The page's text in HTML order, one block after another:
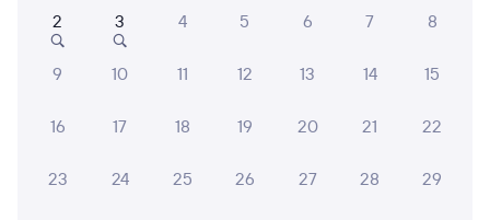
Дни следования ближайшие: 6, 7, 8 августа Маршрут
Плацкарт Купе
Выберите дату
Самый быстрый
2 3 4 5 6 7 8
9 10 11 12 13 14 15
16 17 18 19 20 21 22
23 24 25 26 27 28 29